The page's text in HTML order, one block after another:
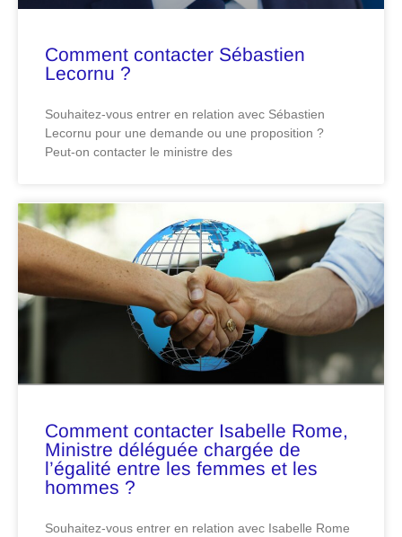
Comment contacter Sébastien
Lecornu ?
Souhaitez-vous entrer en relation avec Sébastien
Lecornu pour une demande ou une proposition ?
Peut-on contacter le ministre des
Comment contacter Isabelle Rome,
Ministre déléguée chargée de
l’égalité entre les femmes et les
hommes ?
Souhaitez-vous entrer en relation avec Isabelle Rome